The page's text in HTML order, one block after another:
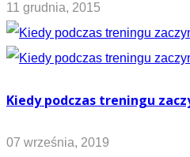
11 grudnia, 2015
Kiedy podczas treningu
07 września, 2019